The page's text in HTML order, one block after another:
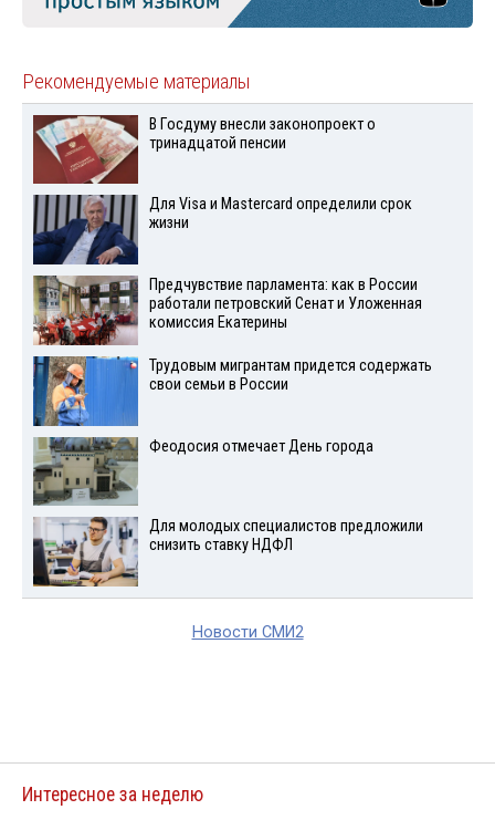
Рекомендуемые материалы
В Госдуму внесли законопроект о
тринадцатой пенсии
Для Visа и Mastercard определили срок
жизни
Предчувствие парламента: как в России
работали петровский Сенат и Уложенная
комиссия Екатерины
Трудовым мигрантам придется содержать
свои семьи в России
Феодосия отмечает День города
Для молодых специалистов предложили
снизить ставку НДФЛ
Новости СМИ2
Интересное за неделю